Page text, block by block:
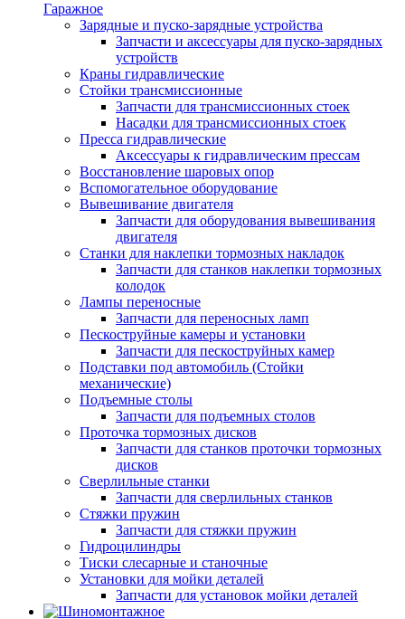
Гаражное
Зарядные и пуско-зарядные устройства
Запчасти и аксессуары для пуско-зарядных
устройств
Краны гидравлические
Стойки трансмиссионные
Запчасти для трансмиссионных стоек
Насадки для трансмиссионных стоек
Пресса гидравлические
Аксессуары к гидравлическим прессам
Восстановление шаровых опор
Вспомогательное оборудование
Вывешивание двигателя
Запчасти для оборудования вывешивания
двигателя
Станки для наклепки тормозных накладок
Запчасти для станков наклепки тормозных
колодок
Лампы переносные
Запчасти для переносных ламп
Пескоструйные камеры и установки
Запчасти для пескоструйных камер
Подставки под автомобиль (Стойки
механические)
Подъемные столы
Запчасти для подъемных столов
Проточка тормозных дисков
Запчасти для станков проточки тормозных
дисков
Сверлильные станки
Запчасти для сверлильных станков
Стяжки пружин
Запчасти для стяжки пружин
Гидроцилиндры
Тиски слесарные и станочные
Установки для мойки деталей
Запчасти для установок мойки деталей